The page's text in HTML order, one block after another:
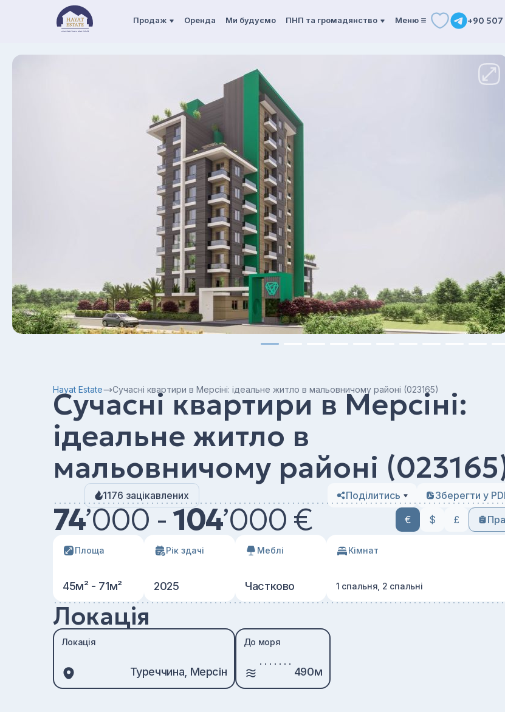
Продаж Оренда Ми будуємо ПНП та громадянство Mеню +90 507
Hayat Estate Сучасні квартири в Мерсіні: ідеальне житло в мальовничому районі (023165)
Сучасні квартири в Мерсіні:
ідеальне житло в
мальовничому районі
1176 зацікавлених Поділитись Зберегти у
74’000 -104’000 € € $ £
Площа
45м² - 71м²
Рік здачі
2025
Меблі
Частково
Кімнат
1 спальня, 2 спальні
Локація
Локація
Туреччина, Мерсін
До моря
490м